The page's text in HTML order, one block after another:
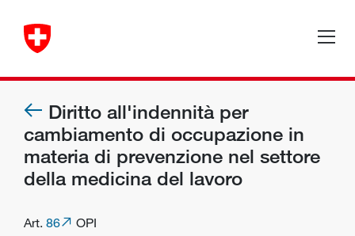
Diritto all'indennità per
cambiamento di occupazione in
materia di prevenzione nel settore
della medicina del lavoro
Art. 86
OPI